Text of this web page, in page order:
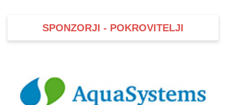
SPONZORJI - POKROVITELJI